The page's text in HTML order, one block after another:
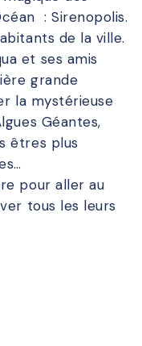
: Sirenopolis.
de la ville.
et ses amis
grande
la mystérieuse
Géantes,
êtres plus
pour aller au
tous les leurs